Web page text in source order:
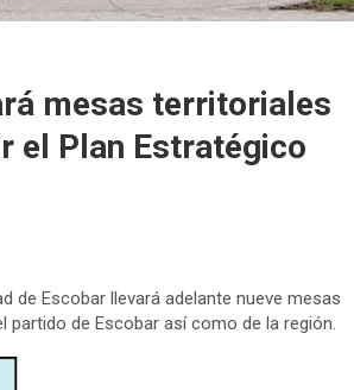
mesas territoriales
el Plan Estratégico
de Escobar llevará adelante nueve mesas
de Escobar así como de la región.